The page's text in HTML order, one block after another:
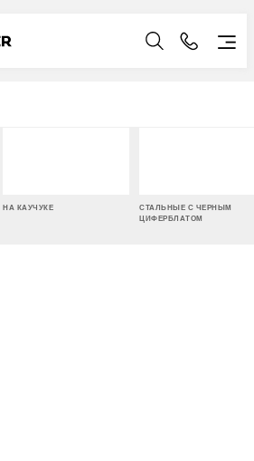
НА КАУЧУКЕ
СТАЛЬНЫЕ С ЧЕРНЫМ
ЦИФЕРБЛАТОМ